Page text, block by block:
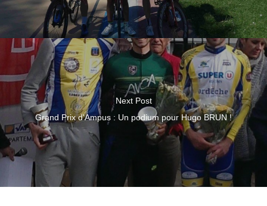
Next Post
Grand Prix d'Ampus : Un podium pour Hugo BRUN !